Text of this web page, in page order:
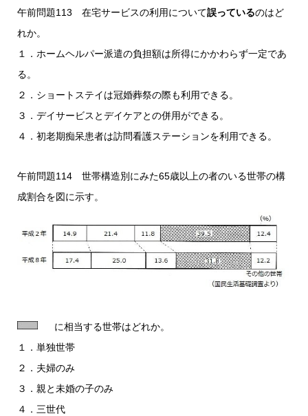
午前問題113 在宅サービスの利用について誤っているのはど
れか。
１．ホームヘルパー派遣の負担額は所得にかかわらず一定であ
る。
２．ショートステイは冠婚葬祭の際も利用できる。
３．デイサービスとデイケアとの併用ができる。
４．初老期痴呆患者は訪問看護ステーションを利用できる。
午前問題114 世帯構造別にみた65歳以上の者のいる世帯の構
成割合を図に示す。
に相当する世帯はどれか。
１．単独世帯
２．夫婦のみ
３．親と未婚の子のみ
４．三世代